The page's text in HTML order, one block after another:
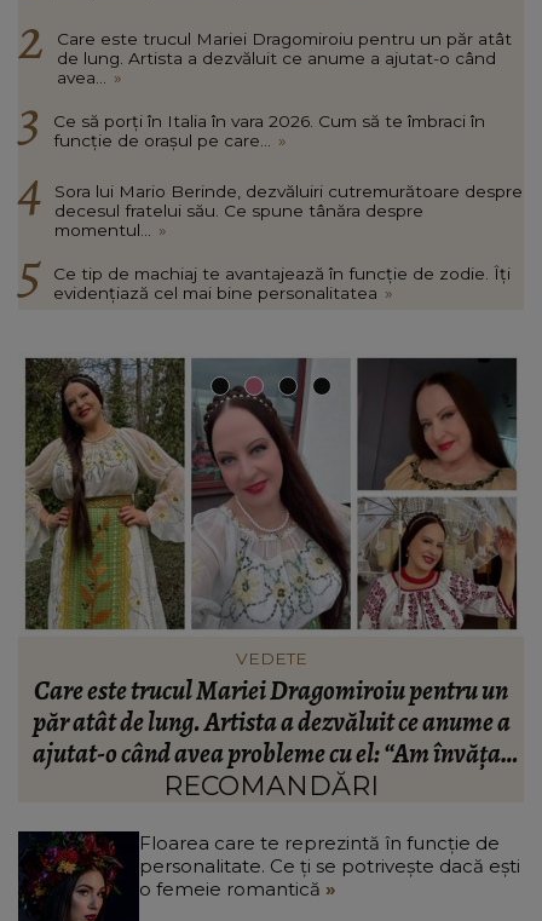
Care este trucul Mariei Dragomiroiu pentru un păr atât
de lung. Artista a dezvăluit ce anume a ajutat-o când
avea...
»
Ce să porți în Italia în vara 2026. Cum să te îmbraci în
funcție de orașul pe care...
»
Sora lui Mario Berinde, dezvăluiri cutremurătoare despre
decesul fratelui său. Ce spune tânăra despre
momentul...
»
Ce tip de machiaj te avantajează în funcție de zodie. Îți
evidențiază cel mai bine personalitatea »
FASHION
Ce să porți în Italia în vara 2026. Cum să te
îmbraci în funcție de orașul pe care îl vizitezi
RECOMANDĂRI
Floarea care te reprezintă în funcție de
personalitate. Ce ți se potrivește dacă ești
o femeie romantică